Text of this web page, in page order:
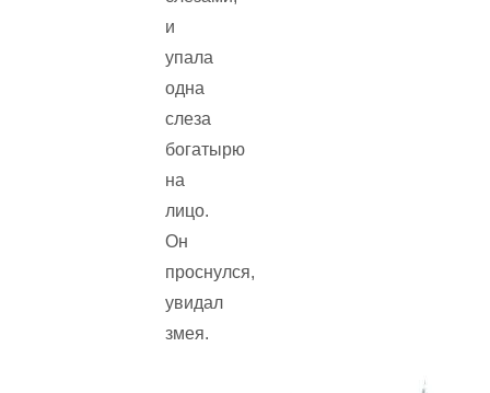
и
упала
одна
слеза
богатырю
на
лицо.
Он
проснулся,
увидал
змея.